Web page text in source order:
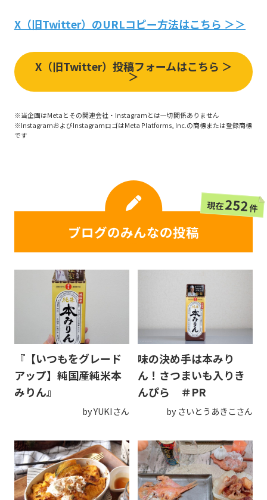
X（旧Twitter）のURLコピー方法はこちら ＞＞
X（旧Twitter）投稿フォームはこちら ＞
＞
※当企画はMetaとその関連会社・Instagramとは一切関係ありません
※InstagramおよびInstagramロゴはMeta Platforms, Inc.の商標または登録商標
です
ブログのみんなの投稿
現在252件
『【いつもをグレード
アップ】純国産純米本
みりん』
by YUKIさん
味の決め手は本みり
ん！さつまいも入りき
んぴら ＃PR
by さいとうあきこさん